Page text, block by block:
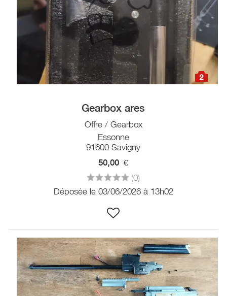
2
Gearbox ares
Offre / Gearbox
Essonne
91600 Savigny
50,00 €
(0)
Déposée le 03/06/2026 à 13h02